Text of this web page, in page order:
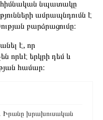
հիմնական նպատակը
ամրապնդումն է
բարձրացումը։
է, որ
որևէ երկրի դեմ և
համար։
Իրանը խրախուսական